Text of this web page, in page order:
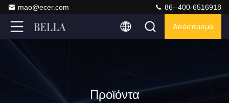
mao@ecer.com 86--400-6516918
Απόσπασμα
Προϊόντα